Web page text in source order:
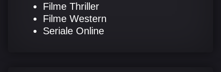
Filme Thriller
Filme Western
Seriale Online